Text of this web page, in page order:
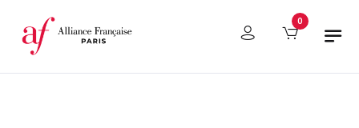
Panel de gestión de cookies 0